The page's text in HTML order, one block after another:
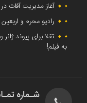
آغاز مدیریت آفات
رادیو محرم و
تقلا برای پیوند
به فیلم!
شـماره